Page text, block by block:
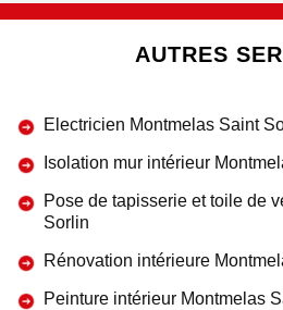
AUTRES
Electricien Montmelas Saint
Isolation mur intérieur
Pose de tapisserie et toile de
Sorlin
Rénovation intérieure
Peinture intérieur Montmelas